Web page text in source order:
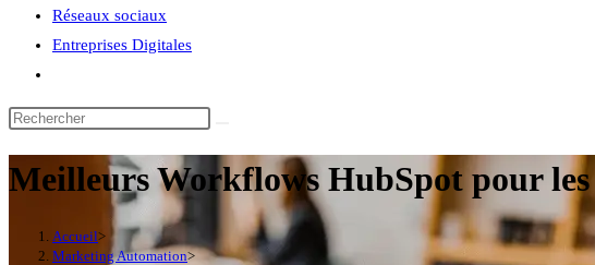
Réseaux sociaux
Entreprises Digitales
search
Rechercher
ce
Meilleurs Workflows HubSpot pour les
Accueil>
Marketing Automation>